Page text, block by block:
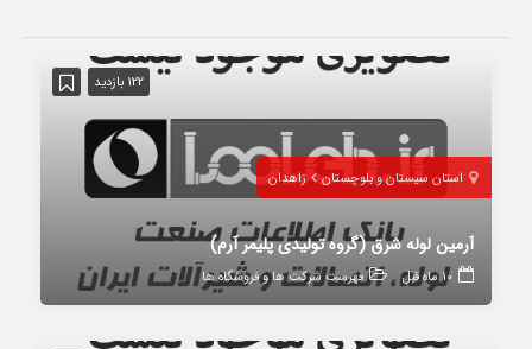
122 بازدید
استان سیستان و بلوچستان زاهدان
آرمین لوله شرق (گروه تولیدی پلیمر آرم)
10 ماه قبل فهرست شرکت ها و فروشگاه ها